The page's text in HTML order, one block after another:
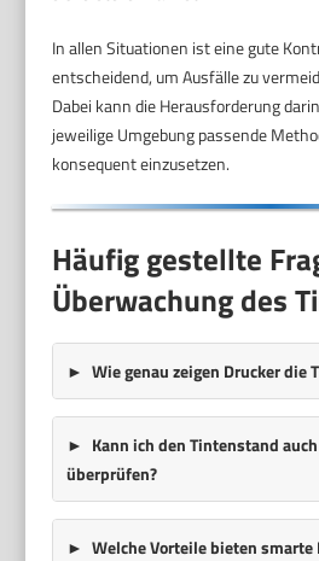
In allen Situationen ist eine gute
entscheidend, um Ausfälle zu
Dabei kann die Herausforderung
jeweilige Umgebung passende
konsequent einzusetzen.
Häufig gestellte
Überwachung des
Wie genau zeigen Drucker die
Kann ich den Tintenstand
überprüfen?
Welche Vorteile bieten smarte